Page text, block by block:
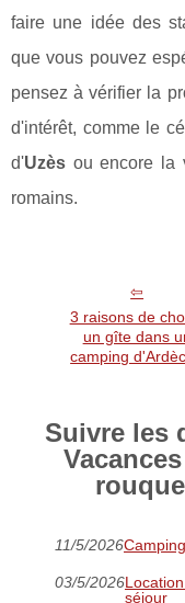
faire une idée des
que vous pouvez
pensez à vérifier la
d'intérêt, comme le
d'Uzès ou encore la
romains.
3 raisons de
un gîte dans
camping
Suivre les
11/5/2026
03/5/2026
séjour